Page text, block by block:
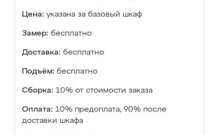
Цена: указана за базовый шкаф
Замер: бесплатно
Доставка: бесплатно
Подъём: бесплатно
Сборка: 10% от стоимости заказа
Оплата: 10% предоплата, 90% после
доставки шкафа